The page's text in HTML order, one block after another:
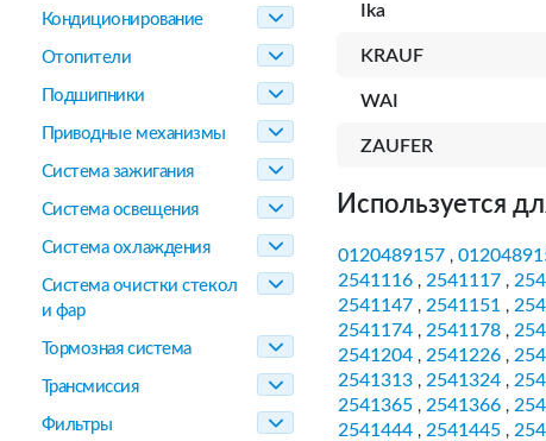
Кондиционирование
Отопители
Подшипники
Приводные механизмы
Система зажигания
Система освещения
Система охлаждения
Система очистки стекол
и фар
Тормозная система
Трансмиссия
Фильтры
Ika
KRAUF
WAI
ZAUFER
Используется
0120489157 ,
2541116 , 2541117 ,
2541147 , 2541151 ,
2541174 , 2541178 ,
2541204 , 2541226 ,
2541313 , 2541324 ,
2541365 , 2541366 ,
2541444 , 2541445 ,